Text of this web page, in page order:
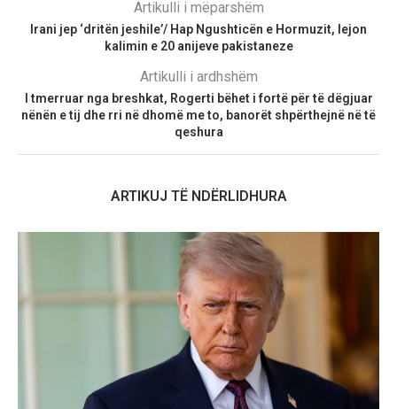
Artikulli i mëparshëm
Irani jep ‘dritën jeshile’/ Hap Ngushticën e Hormuzit, lejon
kalimin e 20 anijeve pakistaneze
Artikulli i ardhshëm
I tmerruar nga breshkat, Rogerti bëhet i fortë për të dëgjuar
nënën e tij dhe rri në dhomë me to, banorët shpërthejnë në të
qeshura
ARTIKUJ TË NDËRLIDHURA